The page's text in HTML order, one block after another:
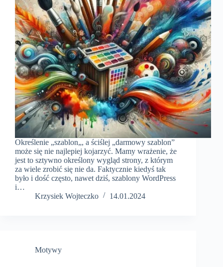
Określenie „szablon„, a ściślej „darmowy szablon”
może się nie najlepiej kojarzyć. Mamy wrażenie, że
jest to sztywno określony wygląd strony, z którym
za wiele zrobić się nie da. Faktycznie kiedyś tak
było i dość często, nawet dziś, szablony WordPress
i…
Krzysiek Wojteczko
14.01.2024
Motywy